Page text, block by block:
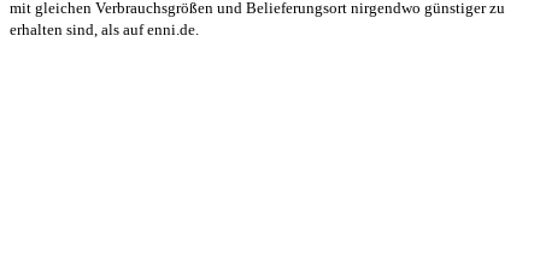
mit gleichen Verbrauchsgrößen und Belieferungsort nirgendwo günstiger zu
erhalten sind, als auf enni.de.